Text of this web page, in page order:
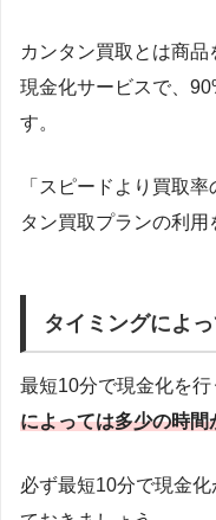
カンタン買取とは商
現金化サービスで、
す。
「スピードより買取
タン買取プランの利用
タイミングによ
最短10分で現金化を行
によっては多少の時間
必ず最短10分で現金